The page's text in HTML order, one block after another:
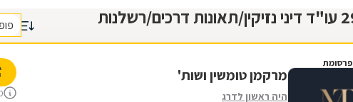
נמצאו 29 עו"ד דיני נזיקין/תאונות דרכים/רשלנות
פרסומת
מרקמן טומשין ושות'
היה ראשון לדרג